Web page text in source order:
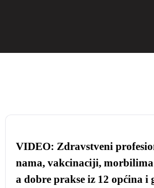
VIDEO: Zdravstveni
nama, vakcinaciji,
a dobre prakse iz 12 općina i